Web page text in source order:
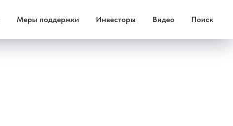
Меры поддержки Инвесторы Видео Поиск